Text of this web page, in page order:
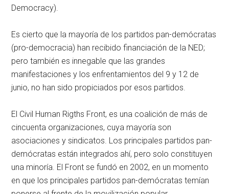
Democracy).
Es cierto que la mayoría de los partidos pan-demócratas
(pro-democracia) han recibido financiación de la NED;
pero también es innegable que las grandes
manifestaciones y los enfrentamientos del 9 y 12 de
junio, no han sido propiciados por esos partidos.
El Civil Human Rigths Front, es una coalición de más de
cincuenta organizaciones, cuya mayoría son
asociaciones y sindicatos. Los principales partidos pan-
demócratas están integrados ahí, pero solo constituyen
una minoría. El Front se fundó en 2002, en un momento
en que los principales partidos pan-demócratas temían